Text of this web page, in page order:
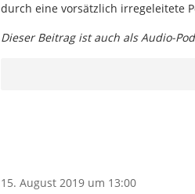
durch eine vorsätzlich irregeleitete
Dieser Beitrag ist auch als Audio-
15. August 2019 um 13:00